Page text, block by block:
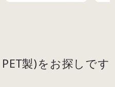
製)をお探しです